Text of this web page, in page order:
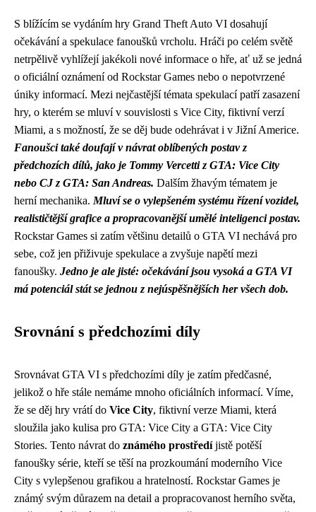
S blížícím se vydáním hry Grand Theft Auto VI dosahují
očekávání a spekulace fanoušků vrcholu. Hráči po celém světě
netrpělivě vyhlížejí jakékoli nové informace o hře, ať už se jedná
o oficiální oznámení od Rockstar Games nebo o nepotvrzené
úniky informací. Mezi nejčastější témata spekulací patří zasazení
hry, o kterém se mluví v souvislosti s Vice City, fiktivní verzí
Miami, a s možností, že se děj bude odehrávat i v Jižní Americe.
Fanoušci také doufají v návrat oblíbených postav z
předchozích dílů, jako je Tommy Vercetti z GTA: Vice City
nebo CJ z GTA: San Andreas. Dalším žhavým tématem je
herní mechanika. Mluví se o vylepšeném systému řízení vozidel,
realističtější grafice a propracovanější umělé inteligenci postav.
Rockstar Games si zatím většinu detailů o GTA VI nechává pro
sebe, což jen přiživuje spekulace a zvyšuje napětí mezi
fanoušky. Jedno je ale jisté: očekávání jsou vysoká a GTA VI
má potenciál stát se jednou z nejúspěšnějších her všech dob.
Srovnání s předchozími díly
Srovnávat GTA VI s předchozími díly je zatím předčasné,
jelikož o hře stále nemáme mnoho oficiálních informací. Víme,
že se děj hry vrátí do Vice City, fiktivní verze Miami, která
sloužila jako kulisa pro GTA: Vice City a GTA: Vice City
Stories. Tento návrat do známého prostředíjistě potěší
fanoušky série, kteří se těší na prozkoumání moderního Vice
City s vylepšenou grafikou a hratelností. Rockstar Games je
známý svým důrazem na detail a propracovanost herního světa,